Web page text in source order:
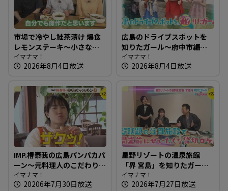
市場で冷やし鮭茶漬け 爆食
レモンステーキ～小さな食
堂ヒロ【たまにはそとラン
チ】
イマナマ！
2026年8月4日放送
広島のドライブスポットを
知りたガール～府中市編
【街ネタ！知りたガール】
イマナマ！
2026年8月4日放送
IMP.椿泰我の広島パンパカパ
ーン～元料理人のこだわり
満載！食感が楽しいパン屋
さん
イマナマ！
20206年7月30日放送
星野リゾートの温泉旅館
「界 宮島」を知りたガール
【街ネタ！知りたガール】
イマナマ！
2026年7月27日放送